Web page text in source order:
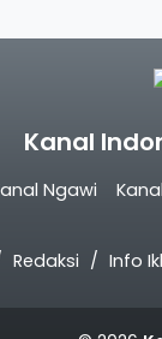
Kanal
Ngawi
Redaksi Info